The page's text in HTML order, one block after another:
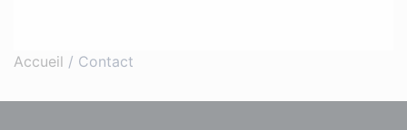
Accueil / Contact